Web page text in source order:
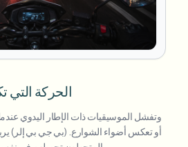
الحركة التي
وتفشل الموسيقيات ذات الإطار اليدوي
أو تعكس أضواء الشوارع. (بي جي بي إلر)